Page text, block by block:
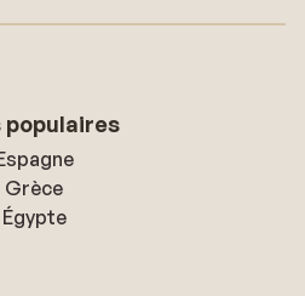
populaires
Grèce
Égypte